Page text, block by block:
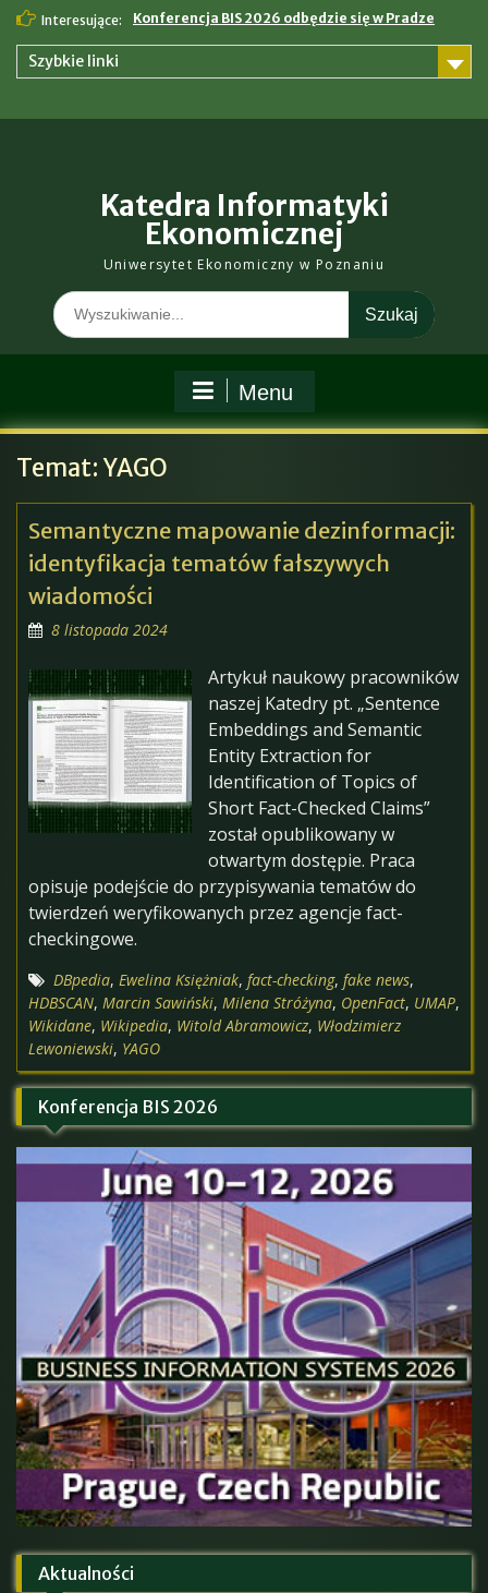
Skip
content
Interesujące: Konferencja BIS 2026 odbędzie się w Pradze
Szybkie linki
Katedra Informatyki
Ekonomicznej
Uniwersytet Ekonomiczny w Poznaniu
Search
for:
Menu
Temat:YAGO
Semantyczne mapowanie dezinformacji:
identyfikacja tematów fałszywych
wiadomości
8 listopada 2024
Artykuł naukowy pracowników
naszej Katedry pt. „Sentence
Embeddings and Semantic
Entity Extraction for
Identification of Topics of
Short Fact-Checked Claims”
został opublikowany w
otwartym dostępie. Praca
opisuje podejście do przypisywania tematów do
twierdzeń weryfikowanych przez agencje fact-
checkingowe.
DBpedia, Ewelina Księżniak, fact-checking, fake news,
HDBSCAN, Marcin Sawiński, Milena Stróżyna, OpenFact, UMAP,
Wikidane, Wikipedia, Witold Abramowicz, Włodzimierz
Lewoniewski, YAGO
Konferencja BIS 2026
Aktualności